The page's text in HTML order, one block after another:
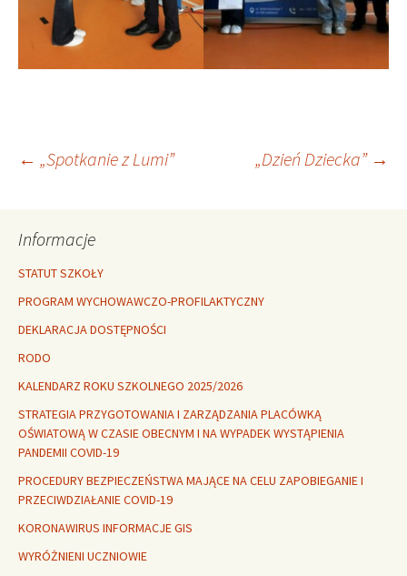
Nawigacja
wpisu
← „Spotkanie z Lumi” „Dzień Dziecka” →
Informacje
STATUT SZKOŁY
PROGRAM WYCHOWAWCZO-PROFILAKTYCZNY
DEKLARACJA DOSTĘPNOŚCI
RODO
KALENDARZ ROKU SZKOLNEGO 2025/2026
STRATEGIA PRZYGOTOWANIA I ZARZĄDZANIA PLACÓWKĄ
OŚWIATOWĄ W CZASIE OBECNYM I NA WYPADEK WYSTĄPIENIA
PANDEMII COVID-19
PROCEDURY BEZPIECZEŃSTWA MAJĄCE NA CELU ZAPOBIEGANIE I
PRZECIWDZIAŁANIE COVID-19
KORONAWIRUS INFORMACJE GIS
WYRÓŻNIENI UCZNIOWIE